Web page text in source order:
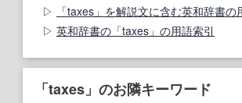
「taxes」を解説文に含む英和辞書の
英和辞書の「taxes」の用語索引
「taxes」のお隣キーワード